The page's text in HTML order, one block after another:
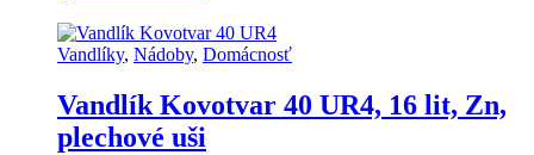
Vandlíky, Nádoby, Domácnosť
Vandlík Kovotvar 40 UR4, 16 lit, Zn,
plechové uši